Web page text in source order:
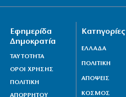
Εφημερίδα
Δημοκρατία
ΤΑΥΤΟΤΗΤΑ
ΟΡΟΙ ΧΡΗΣΗΣ
ΠΟΛΙΤΙΚΗ
ΑΠΟΡΡΗΤΟΥ
Κατηγορίες
ΕΛΛΑΔΑ
ΠΟΛΙΤΙΚΗ
ΑΠΟΨΕΙΣ
ΚΟΣΜΟΣ